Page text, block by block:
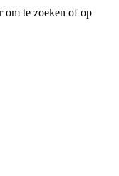
om te zoeken of op